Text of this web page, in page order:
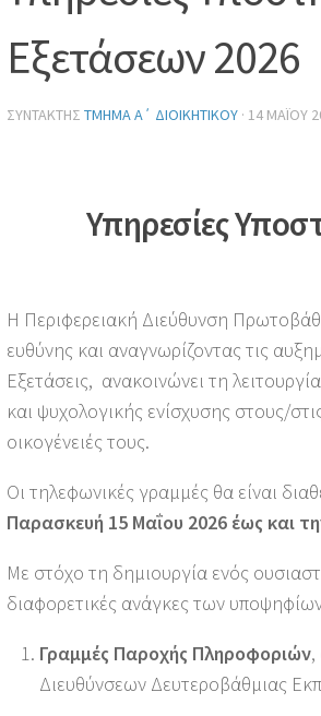
Εξετάσεων 2026
ΣΥΝΤΆΚΤΗΣ ΤΜΉΜΑ Α΄ ΔΙΟΙΚΗΤΙΚΟΎ · 14 ΜΑΪ́ΟΥ
Υπηρεσίες
Η Περιφερειακή Διεύθυνση
ευθύνης και αναγνωρίζοντας τις
Εξετάσεις, ανακοινώνει τη
και ψυχολογικής ενίσχυσης στους/
οικογένειές τους.
Οι τηλεφωνικές γραμμές θα είναι
Παρασκευή 15 Μαΐου 2026 έως και
Με στόχο τη δημιουργία ενός
διαφορετικές ανάγκες των
Γραμμές Παροχής Πληροφοριών,
Διευθύνσεων Δευτεροβάθμιας